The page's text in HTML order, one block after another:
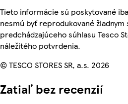
Tieto informácie sú poskytované
nesmú byť reprodukované žiadnym
predchádzajúceho súhlasu Tesco
náležitého potvrdenia.
© TESCO STORES SR, a.s. 2026
Zatiaľ bez recenzií